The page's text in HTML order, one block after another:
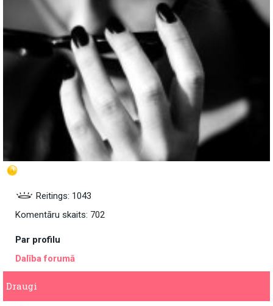
Reitings: 1043
Komentāru skaits: 702
Par profilu
Dalība forumā
Draugi